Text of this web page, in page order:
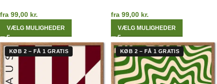
fra 99,00 kr.
VÆLG MULIGHEDER
fra 99,00 kr.
VÆLG MULIGHEDER
KØB 2 – FÅ 1 GRATIS KØB 2 – FÅ 1 GRATIS